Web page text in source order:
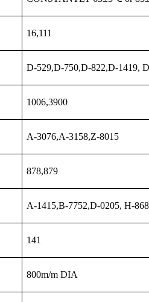
16,111
D-529,D-750,D-822,D-1419,
1006,3900
A-3076,A-3158,Z-8015
878,879
A-1415,B-7752,D-0205, H-
141
800m/m DIA